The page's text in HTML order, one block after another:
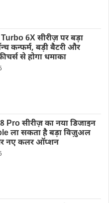
6X सीरीज़ पर बड़ा
कन्फर्म, बड़ी बैटरी और
से होगा धमाका
Pro सीरीज़ का नया डिजाइन
ला सकता है बड़ा विज़ुअल
नए कलर ऑप्शन